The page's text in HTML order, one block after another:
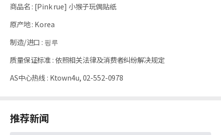
商品名: [Pink rue] 小猴子玩偶贴纸
原产地: Korea
制造/进口 : 핑루
质量保证标准 :依照相关法律及消费者纠纷解决规定
AS中心热线 : Ktown4u, 02-552-0978
推荐新闻